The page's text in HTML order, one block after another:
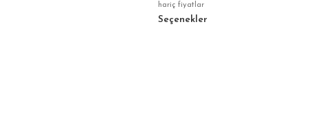
hariç fiyatlar
Seçenekler